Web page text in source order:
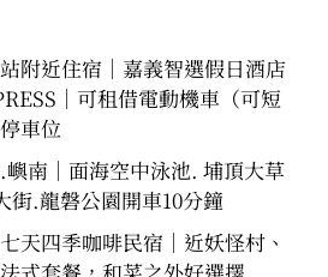
附近住宿｜嘉義智選假日酒店
｜可租借電動機車（可短
車位
南｜面海空中泳池. 埔頂大草
街.龍磐公園開車10分鐘
天四季咖啡民宿｜近妖怪村、